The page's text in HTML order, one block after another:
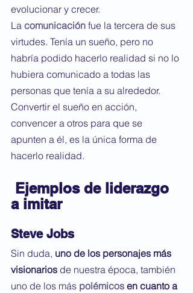
evolucionar y crecer.
La comunicación fue la tercera de sus
virtudes. Tenía un sueño, pero no
habría podido hacerlo realidad si no lo
hubiera comunicado a todas las
personas que tenía a su alrededor.
Convertir el sueño en acción,
convencer a otros para que se
apunten a él, es la única forma de
hacerlo realidad.
a imitar
Steve Jobs
Sin duda, uno de los personajes más
visionarios de nuestra época, también
uno de los más polémicos en cuanto a